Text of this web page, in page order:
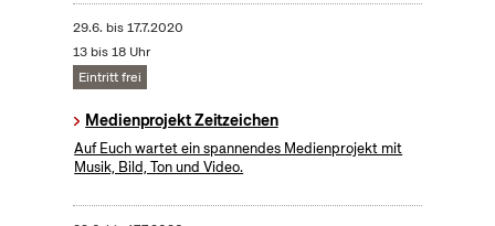
29.6. bis17.7.2020
13 bis 18 Uhr
Eintritt frei
Medienprojekt Zeitzeichen
Auf Euch wartet ein spannendes Medienprojekt mit
Musik, Bild, Ton und Video.